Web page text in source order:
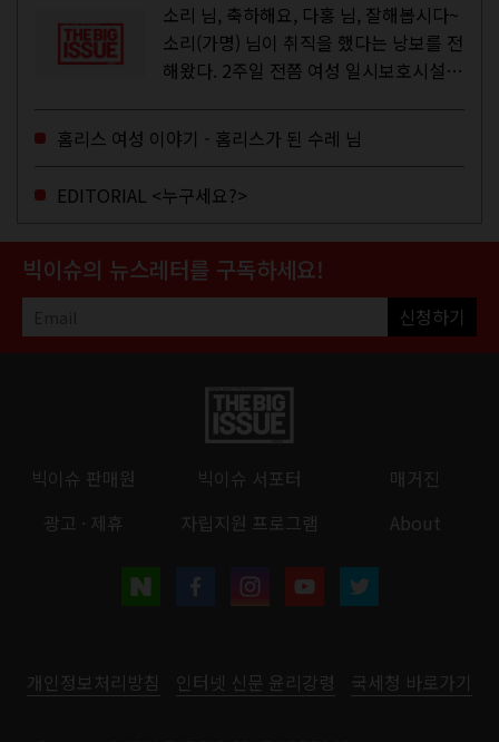
소리 님, 축하해요, 다홍 님, 잘해봅시다~
소리(가명) 님이 취직을 했다는 낭보를 전
해왔다. 2주일 전쯤 여성 일시보호시설에
고, 저 오늘이 마지막이에요, 이렇게 인사
를 하고 가셨던...
홈리스 여성 이야기 - 홈리스가 된 수레 님
EDITORIAL <누구세요?>
빅이슈의 뉴스레터를 구독하세요!
신청하기
빅이슈 판매원 빅이슈 서포터
매거진
광고 · 제휴
자립지원 프로그램 About
개인정보처리방침 인터넷 신문 윤리강령 국세청 바로가기